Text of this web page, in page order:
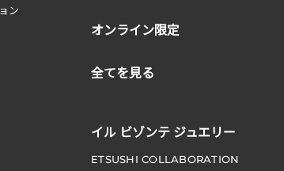
ン
オンライン限定
全てを見る
イル ビゾンテ ジュエリー
ETSUSHI COLLABORATION